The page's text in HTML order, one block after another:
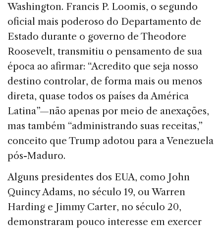
Washington. Francis P. Loomis, o segundo
oficial mais poderoso do Departamento de
Estado durante o governo de Theodore
Roosevelt, transmitiu o pensamento de sua
época ao afirmar: “Acredito que seja nosso
destino controlar, de forma mais ou menos
direta, quase todos os países da América
Latina”—não apenas por meio de anexações,
mas também “administrando suas receitas,”
conceito que Trump adotou para a Venezuela
pós-Maduro.
Alguns presidentes dos EUA, como John
Quincy Adams, no século 19, ou Warren
Harding e Jimmy Carter, no século 20,
demonstraram pouco interesse em exercer